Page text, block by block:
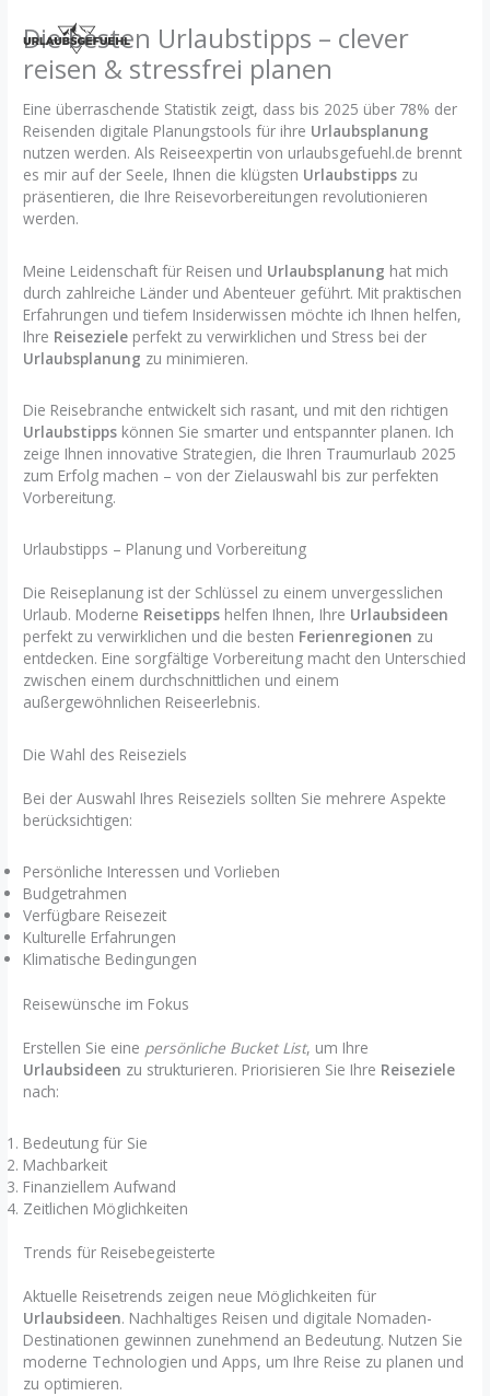
Inhalt
springen
Die besten Urlaubstipps – clever
reisen & stressfrei planen
Eine überraschende Statistik zeigt, dass bis 2025 über 78% der
Reisenden digitale Planungstools für ihre Urlaubsplanung
nutzen werden. Als Reiseexpertin von urlaubsgefuehl.de brennt
es mir auf der Seele, Ihnen die klügsten Urlaubstipps zu
präsentieren, die Ihre Reisevorbereitungen revolutionieren
werden.
Meine Leidenschaft für Reisen und Urlaubsplanung hat mich
durch zahlreiche Länder und Abenteuer geführt. Mit praktischen
Erfahrungen und tiefem Insiderwissen möchte ich Ihnen helfen,
Ihre Reiseziele perfekt zu verwirklichen und Stress bei der
Urlaubsplanung zu minimieren.
Die Reisebranche entwickelt sich rasant, und mit den richtigen
Urlaubstipps können Sie smarter und entspannter planen. Ich
zeige Ihnen innovative Strategien, die Ihren Traumurlaub 2025
zum Erfolg machen – von der Zielauswahl bis zur perfekten
Vorbereitung.
Urlaubstipps – Planung und Vorbereitung
Die Reiseplanung ist der Schlüssel zu einem unvergesslichen
Urlaub. Moderne Reisetipps helfen Ihnen, Ihre Urlaubsideen
perfekt zu verwirklichen und die besten Ferienregionen zu
entdecken. Eine sorgfältige Vorbereitung macht den Unterschied
zwischen einem durchschnittlichen und einem
außergewöhnlichen Reiseerlebnis.
Die Wahl des Reiseziels
Bei der Auswahl Ihres Reiseziels sollten Sie mehrere Aspekte
berücksichtigen:
Persönliche Interessen und Vorlieben
Budgetrahmen
Verfügbare Reisezeit
Kulturelle Erfahrungen
Klimatische Bedingungen
Reisewünsche im Fokus
Erstellen Sie eine persönliche Bucket List, um Ihre
Urlaubsideen zu strukturieren. Priorisieren Sie Ihre Reiseziele
nach:
Bedeutung für Sie
Machbarkeit
Finanziellem Aufwand
Zeitlichen Möglichkeiten
Trends für Reisebegeisterte
Aktuelle Reisetrends zeigen neue Möglichkeiten für
Urlaubsideen. Nachhaltiges Reisen und digitale Nomaden-
Destinationen gewinnen zunehmend an Bedeutung. Nutzen Sie
moderne Technologien und Apps, um Ihre Reise zu planen und
zu optimieren.